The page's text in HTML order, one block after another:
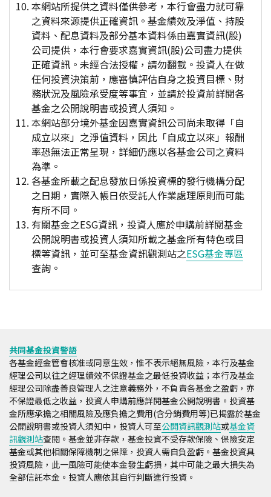
本網站所提供之資料僅供參考，本行會盡力就可靠
之資料來源提供正確資訊。基金績效及淨值、持股
資料、配息資料及部分基本資料係由嘉實資訊(股)
公司提供，本行會要求嘉實資訊(股)公司盡力提供
正確資訊。未經合法授權，請勿翻載。投資人在做
任何投資決策前，應審慎評估自身之投資目標、財
務狀況及風險承受度等事宜，並請於投資前詳閱各
基金之公開說明書或投資人須知。
本網站部分境外基金因嘉實資訊公司尚未取得「自
成立以來」之淨值資料，因此「自成立以來」報酬
率恐無法正常呈現，詳細仍應以各基金公司之資料
為準。
各基金所載之配息發放日係投資標的發行機構分配
之日期，實際入帳日依受託人作業處理原則而可能
有所不同。
有關基金之ESG資訊，投資人應於申購前詳閱基金
公開說明書或投資人須知所載之基金所有特色或目
標等資訊，並可至基金資訊觀測站之ESG基金專區
查詢。
共同基金投資警語
各基金經金管會核准或同意生效，惟不表示絕無風險，本行及基金
經理公司以往之經理績效不保證基金之最低投資收益；本行及基金
經理公司除盡善良管理人之注意義務外，不負責各基金之盈虧，亦
不保證最低之收益，投資人申購前應詳閱基金公開說明書。投資基
金所應承擔之相關風險及應負擔之費用(含分銷費用等)已揭露於基金
公開說明書或投資人須知中，投資人可至公開資訊觀測站或基金資
訊觀測站查閱。基金並非存款，基金投資不受存款保險、保險安定
基金或其他相關保障機制之保障，投資人需自負盈虧。基金投資具
投資風險，此一風險可能使本金發生虧損，其中可能之最大損失為
全部信託本金。投資人應依其自行判斷進行投資。